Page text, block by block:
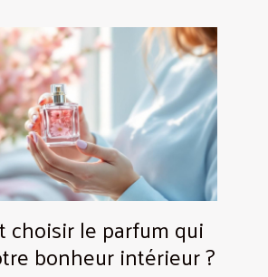
choisir le parfum qui
bonheur intérieur ?